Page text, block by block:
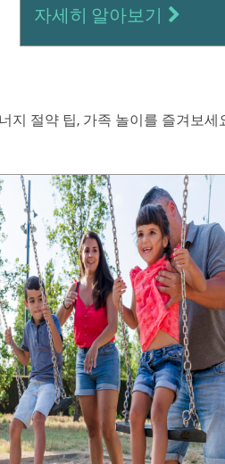
자세히 알아보기
지 절약 팁, 가족 놀이를 즐겨보세